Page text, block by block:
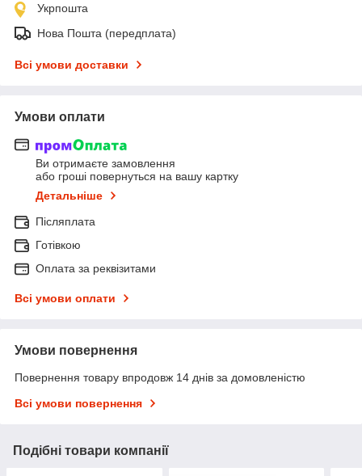
Укрпошта
Нова Пошта (передплата)
Всі умови доставки
Умови оплати
Ви отримаєте замовлення
або гроші повернуться на вашу картку
Детальніше
Післяплата
Готівкою
Оплата за реквізитами
Всі умови оплати
Умови повернення
Повернення товару впродовж 14 днів за домовленістю
Всі умови повернення
Подібні товари компанії